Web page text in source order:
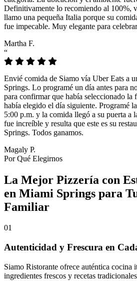
Definitivamente lo recomiendo al 100%,
llamo una pequeña Italia porque su
fue impecable. Muy elegante para
Martha F.
“
Envié comida de Siamo vía Uber Eats a
Springs. Lo programé un día antes para
para confirmar que había seleccionado la
había elegido el día siguiente. Programé
5:00 p.m. y la comida llegó a su puerta a
fue increíble y resulta que este es su
Springs. Todos ganamos.
Magaly P.
Por Qué Elegirnos
La Mejor Pizzería con
en Miami Springs para
Familiar
01
Autenticidad y Frescura en
Siamo Ristorante ofrece auténtica cocina
ingredientes frescos y recetas